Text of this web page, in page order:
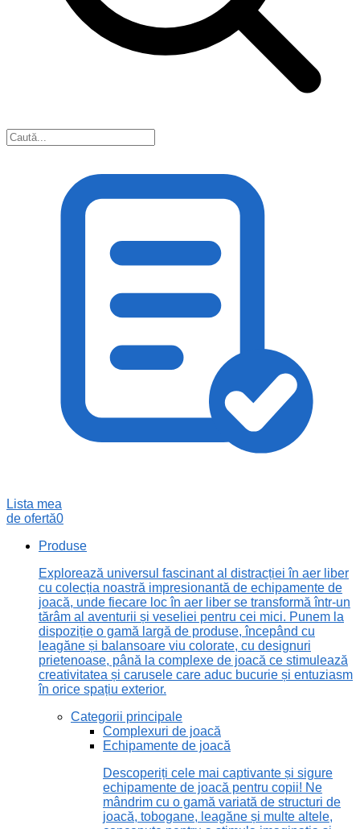
Lista mea
de ofertă0
Produse
Explorează universul fascinant al distracției în aer liber
cu colecția noastră impresionantă de echipamente de
joacă, unde fiecare loc în aer liber se transformă într-un
tărâm al aventurii și veseliei pentru cei mici. Punem la
dispoziție o gamă largă de produse, începând cu
leagăne și balansoare viu colorate, cu designuri
prietenoase, până la complexe de joacă ce stimulează
creativitatea și carusele care aduc bucurie și entuziasm
în orice spațiu exterior.
Categorii principale
Complexuri de joacă
Echipamente de joacă
Descoperiți cele mai captivante și sigure
echipamente de joacă pentru copii! Ne
mândrim cu o gamă variată de structuri de
joacă, tobogane, leagăne și multe altele,